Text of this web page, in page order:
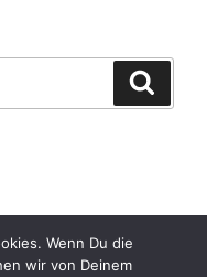
Wenn Du die
wir von Deinem